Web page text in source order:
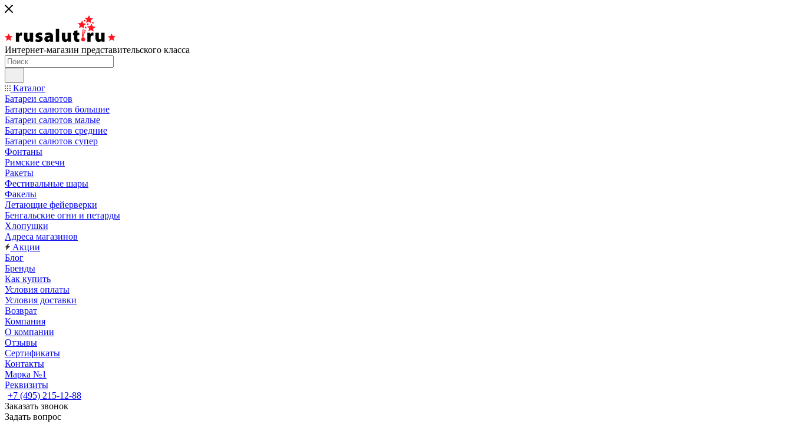
Интернет-магазин представительского класса
Каталог
Батареи салютов
Батареи салютов большие
Батареи салютов малые
Батареи салютов средние
Батареи салютов супер
Фонтаны
Римские свечи
Ракеты
Фестивальные шары
Факелы
Летающие фейерверки
Бенгальские огни и петарды
Хлопушки
Адреса магазинов
Акции
Блог
Бренды
Как купить
Условия оплаты
Условия доставки
Возврат
Компания
О компании
Отзывы
Сертификаты
Контакты
Марка №1
Реквизиты
+7 (495) 215-12-88
Заказать звонок
Задать вопрос